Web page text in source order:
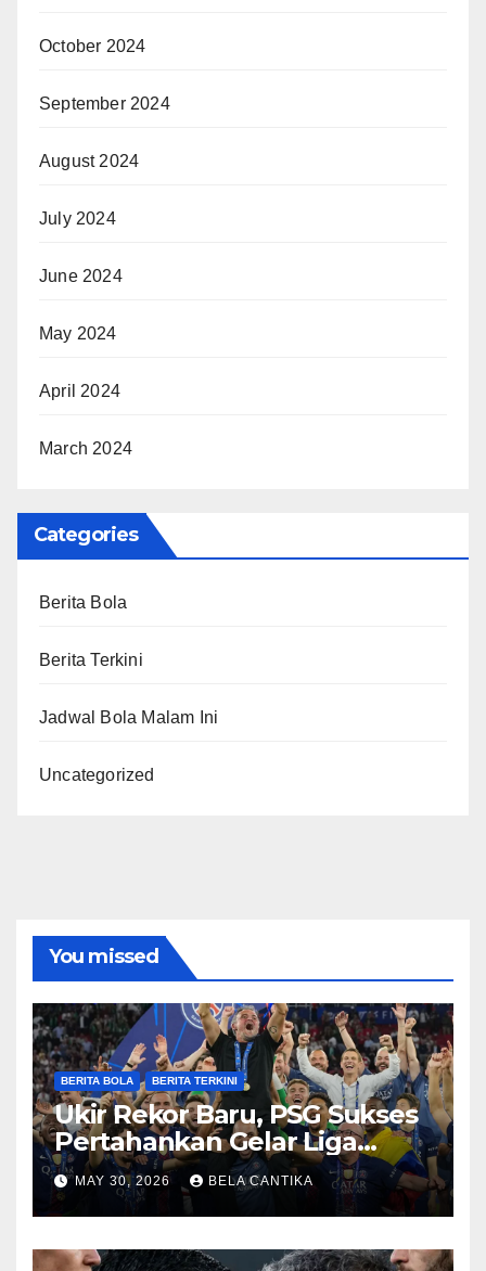
October 2024
September 2024
August 2024
July 2024
June 2024
May 2024
April 2024
March 2024
Categories
Berita Bola
Berita Terkini
Jadwal Bola Malam Ini
Uncategorized
You missed
BERITA BOLA BERITA TERKINI
Ukir Rekor Baru, PSG Sukses
Pertahankan Gelar Liga
Champions
MAY 30, 2026 BELA CANTIKA